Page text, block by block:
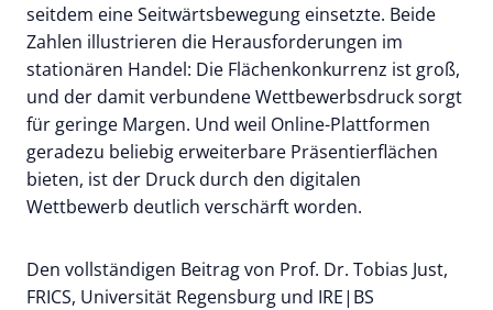
seitdem eine Seitwärtsbewegung einsetzte. Beide
Zahlen illustrieren die Herausforderungen im
stationären Handel: Die Flächenkonkurrenz ist groß,
und der damit verbundene Wettbewerbsdruck sorgt
für geringe Margen. Und weil Online-Plattformen
geradezu beliebig erweiterbare Präsentierflächen
bieten, ist der Druck durch den digitalen
Wettbewerb deutlich verschärft worden.
Den vollständigen Beitrag von Prof. Dr. Tobias Just,
FRICS, Universität Regensburg und IRE|BS